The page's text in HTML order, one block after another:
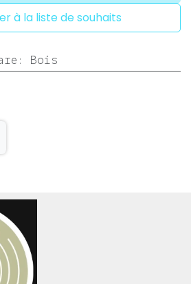
à la liste de souhaits
: Bois